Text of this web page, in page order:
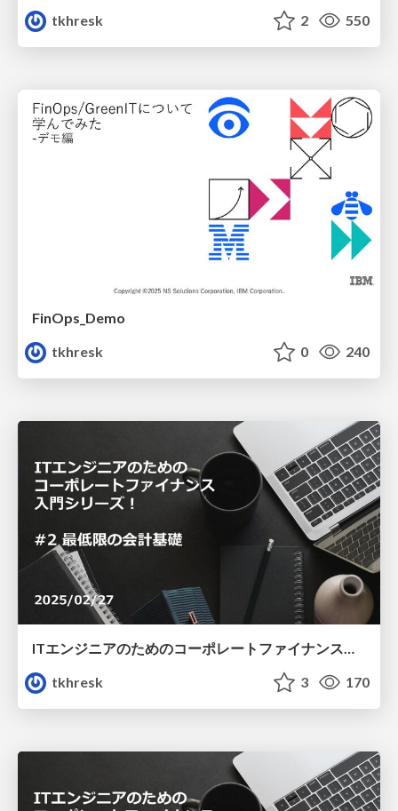
tkhresk 2 550
FinOps_Demo
tkhresk
0 240
ITエンジニアのためのコーポレートファイナンス入門シリーズ！ #2 最低限の会計基礎
tkhresk
3 170